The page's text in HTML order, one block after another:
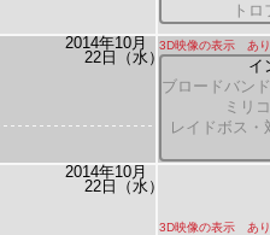
ト
2014年10月
22日（水）
3D映像の表示 あり
イ
ブロードバン
ミリ
レイドボス
2014年10月
22日（水）
3D映像の表示 あり